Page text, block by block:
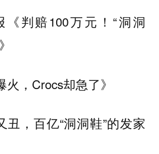
判赔100万元！“洞洞
，Crocs却急了》
丑，百亿“洞洞鞋”的发家